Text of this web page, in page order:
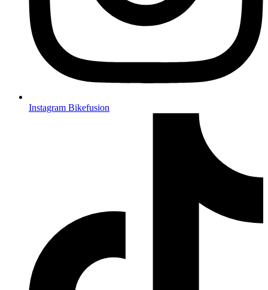
Instagram Bikefusion